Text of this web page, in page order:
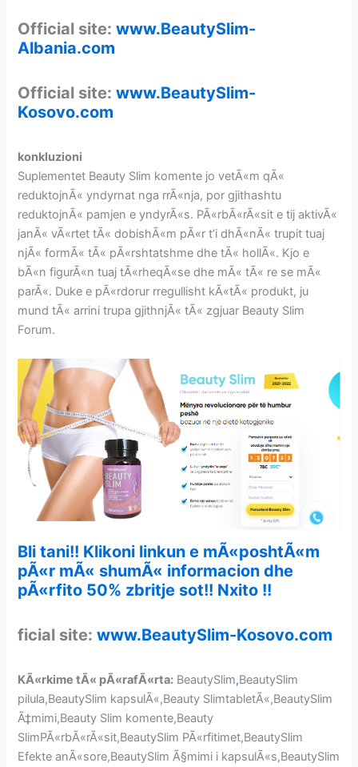
Official site:www.BeautySlim-
Albania.com
Official site:www.BeautySlim-
Kosovo.com
konkluzioni
Suplementet Beauty Slim komente jo vetÃ«m qÃ«
reduktojnÃ« yndyrnat nga rrÃ«nja, por gjithashtu
reduktojnÃ« pamjen e yndyrÃ«s. PÃ«rbÃ«rÃ«sit e tij aktivÃ«
janÃ« vÃ«rtet tÃ« dobishÃ«m pÃ«r t’i dhÃ«nÃ« trupit tuaj
njÃ« formÃ« tÃ« pÃ«rshtatshme dhe tÃ« hollÃ«. Kjo e
bÃ«n figurÃ«n tuaj tÃ«rheqÃ«se dhe mÃ« tÃ« re se mÃ«
parÃ«. Duke e pÃ«rdorur rregullisht kÃ«tÃ« produkt, ju
mund tÃ« arrini trupa gjithnjÃ« tÃ« zgjuar Beauty Slim
Forum.
Bli tani!! Klikoni linkun e mÃ«poshtÃ«m
pÃ«r mÃ« shumÃ« informacion dhe
pÃ«rfito 50% zbritje sot!! Nxito !!
ficial site:www.BeautySlim-Kosovo.com
KÃ«rkime tÃ« pÃ«rafÃ«rta: BeautySlim,BeautySlim
pilula,BeautySlim kapsulÃ«,Beauty SlimtabletÃ«,BeautySlim
Ã‡mimi,Beauty Slim komente,Beauty
SlimPÃ«rbÃ«rÃ«sit,BeautySlim PÃ«rfitimet,BeautySlim
Efekte anÃ«sore,BeautySlim Ã§mimi i kapsulÃ«s,BeautySlim